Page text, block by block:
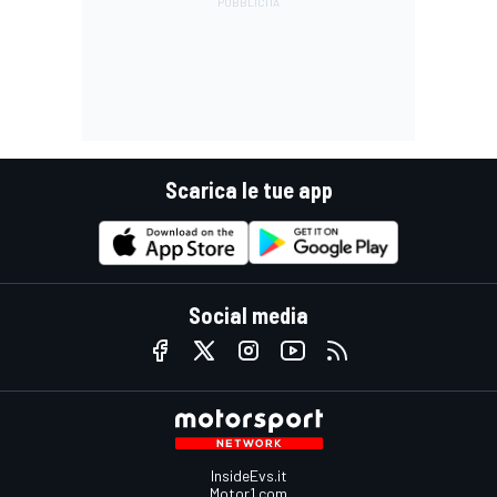
Scarica le tue app
Social media
InsideEvs.it
Motor1.com